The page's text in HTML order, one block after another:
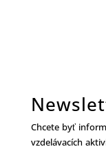
Chcete byť
vzdelávacích